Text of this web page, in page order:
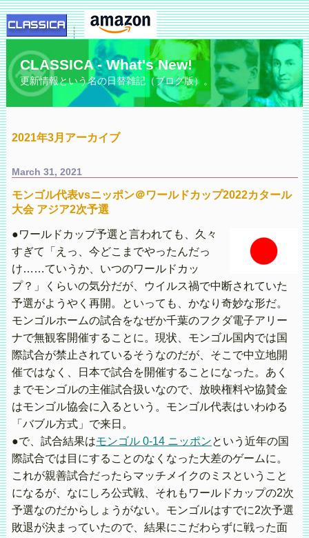
CLASSICA - What's New!
更新情報という名の日替雑記（ブログ版）。
2021年3月アーカイブ
March 31, 2021
モンゴル代表vsニッポン＠ワールドカップ2022カタール
大会 アジア2次予選
●ワールドカップ予選と言われても、久々
すぎて「えっ、今どこまでやったんだっ
け……ていうか、いつのワールドカッ
プ？」くらいの気分だが、ウイルス禍で中断されていた
予選がようやく再開。といっても、かなり奇妙な形だ。
モンゴルホームの試合をなぜか千葉のフクダ電子アリー
ナで無観客開催することに。現状、モンゴル国内では国
際試合が禁止されているそうなのだが、そこで中立地開
催ではなく、日本で試合を開催することになった。あく
までモンゴルの主催試合扱いなので、放映権料や協賛金
はモンゴル協会に入るという。モンゴル代表はいわゆる
「バブル方式」で来日。
●で、試合結果はモンゴル 0-14 ニッポンという近年の国
際試合では目にすることのなくなった大差のゲームに。
これが親善試合だったらマッチメイクのミスということ
になるが、なにしろ公式戦、それもワールドカップの2次
予選なのだからしょうがない。モンゴルはすでに2次予選
敗退が決まっていたので、結果にこだわらずに戦った面